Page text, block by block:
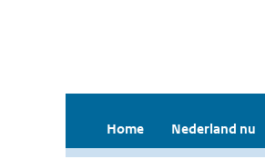
Home Nederland nu